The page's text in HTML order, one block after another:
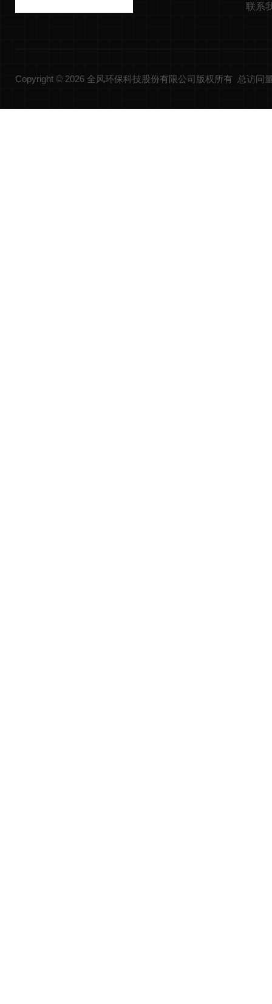
联系
Copyright © 2026 全风环保科技股份有限公司版权所有 总访问